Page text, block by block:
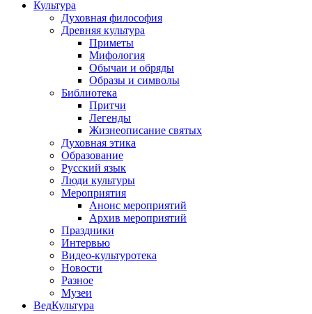
Культура
Духовная философия
Древняя культура
Приметы
Мифология
Обычаи и обряды
Образы и символы
Библиотека
Притчи
Легенды
Жизнеописание святых
Духовная этика
Образование
Русский язык
Люди культуры
Мероприятия
Анонс мероприятий
Архив мероприятий
Праздники
Интервью
Видео-культуротека
Новости
Разное
Музеи
ВедКультура